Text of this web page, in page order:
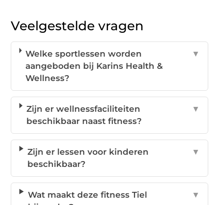
Veelgestelde vragen
Welke sportlessen worden
aangeboden bij Karins Health &
Wellness?
▼
Zijn er wellnessfaciliteiten
beschikbaar naast fitness?
▼
Zijn er lessen voor kinderen
beschikbaar?
▼
Wat maakt deze fitness Tiel
▼